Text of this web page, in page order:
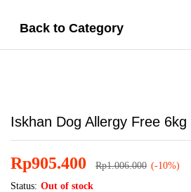
Back to Category
Iskhan Dog Allergy Free 6kg
Rp905.400 Rp1.006.000 (-10%)
Status: Out of stock